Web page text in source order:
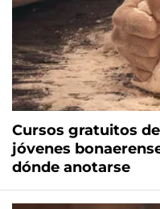
Cursos gratuitos
jóvenes
dónde anotarse